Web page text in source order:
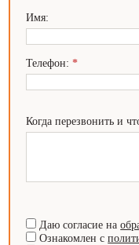
Имя:
Телефон:*
Когда перезвонить и
Даю согласие на
Ознакомлен с